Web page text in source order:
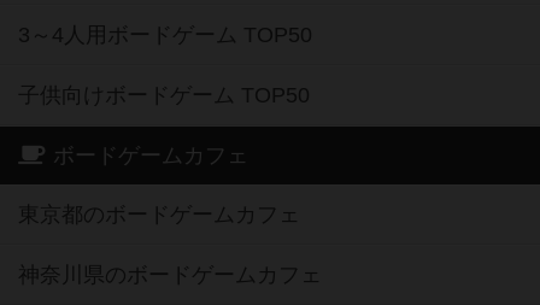
3～4人用ボードゲーム TOP50
子供向けボードゲーム TOP50
ボードゲームカフェ
東京都のボードゲームカフェ
神奈川県のボードゲームカフェ